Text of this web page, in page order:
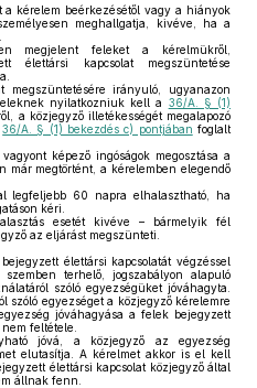
kérelem beérkezésétől vagy a hiányok
meghallgatja, kivéve, ha a
megjelent feleket a kérelmükről,
élettársi kapcsolat megszüntetése
megszüntetésére irányuló, ugyanazon
nyilatkozniuk kell a 36/A. § (1)
a közjegyző illetékességét megalapozó
36/A. § (1) bekezdés c) pontjában foglalt
képező ingóságok megosztása a
már megtörtént, a kérelemben elegendő
legfeljebb 60 napra elhalasztható, ha
kéri.
esetét kivéve – bármelyik fél
az eljárást megszünteti.
élettársi kapcsolatát végzéssel
terhelő, jogszabályon alapuló
szóló egyezségüket jóváhagyta.
szóló egyezséget a közjegyző kérelemre
jóváhagyása a felek bejegyzett
feltétele.
jóvá, a közjegyző az egyezség
elutasítja. A kérelmet akkor is el kell
élettársi kapcsolat közjegyző által
állnak fenn.